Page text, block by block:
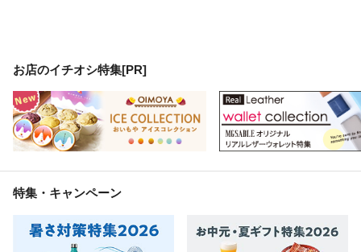
お店のイチオシ特集[PR]
特集・キャンペーン